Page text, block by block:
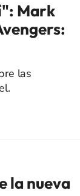
Mark
las
la nueva